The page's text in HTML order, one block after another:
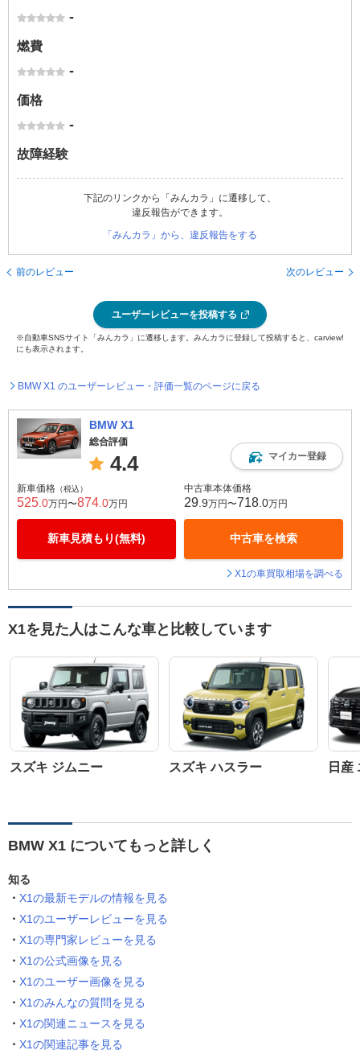
-
燃費
-
価格
-
故障経験
下記のリンクから「みんカラ」に遷移して、
違反報告ができます。
「みんカラ」から、違反報告をする
前のレビュー 次のレビュー
ユーザーレビューを投稿する
※自動車SNSサイト「みんカラ」に遷移します。みんカラに登録して投稿すると、carview!
にも表示されます。
BMW X1 のユーザーレビュー・評価一覧のページに戻る
BMW X1
総合評価
4.4 マイカー登録
新車価格 （税込）
525 .0万円〜874 .0万円
新車見積もり(無料)
中古車本体価格
29 .9万円〜718 .0万円
中古車を検索
X1の車買取相場を調べる
X1を見た人はこんな車と比較しています
スズキ ジムニー スズキ ハスラー 日産
BMW X1 についてもっと詳しく
知る
X1の最新モデルの情報を見る
X1のユーザーレビューを見る
X1の専門家レビューを見る
X1の公式画像を見る
X1のユーザー画像を見る
X1のみんなの質問を見る
X1の関連ニュースを見る
X1の関連記事を見る